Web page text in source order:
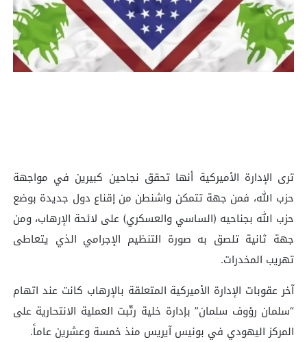
ترى الإدارة الأميركية أنها تحقق نجاحين كبيرين في مواجهة
حزب الله، فمن جهة تتمكن واشنطن من إقناع دول جديدة بوضع
حزب الله بجناحيه (الساسي والعسكري) على لائحة الإرهاب، ومن
جهة ثانية تلصق به صورة التنظيم الإجرامي الذي يتعاطى
تهريب المخدرات.
آخر عقوبات الإدارة الأميركية المتعلقة بالإرهاب كانت عند اتهام
“سلمان رؤوف سلمان” بإدارة خلية رتّبت العملية الانتحارية على
المركز اليهودي في بونيس آيريس منذ خمسة وعشرين عاماً.